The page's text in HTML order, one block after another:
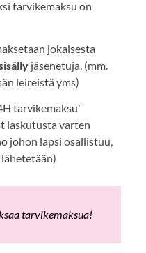
tarvikemaksu on
jokaisesta
jäsenetuja. (mm.
leireistä yms)
tarvikemaksu"
laskutusta varten
johon lapsi osallistuu,
tarvikemaksua!